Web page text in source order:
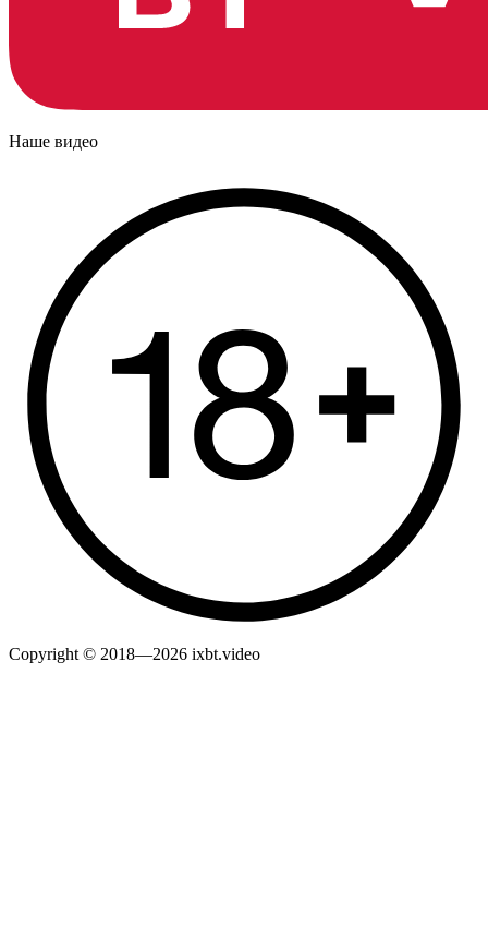
Наше видео
Copyright © 2018—2026 ixbt.video